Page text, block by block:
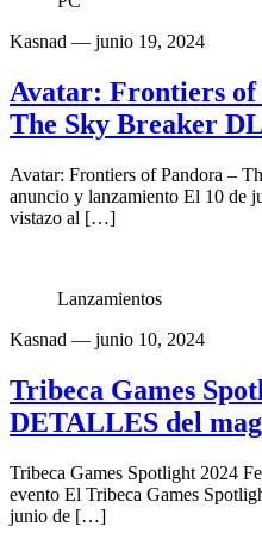
Kasnad — junio 19, 2024
Avatar: Frontiers of
The Sky Breaker DL
Avatar: Frontiers of Pandora –
anuncio y lanzamiento El 10 de
vistazo al […]
Lanzamientos
Kasnad — junio 10, 2024
Tribeca Games
DETALLES del
Tribeca Games Spotlight 2024
evento El Tribeca Games
junio de […]